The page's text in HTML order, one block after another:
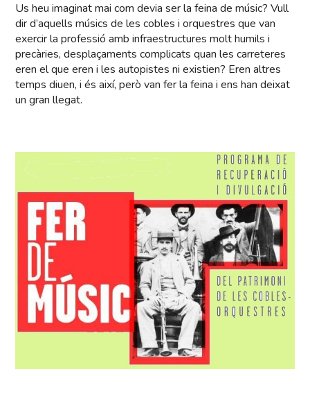
Us heu imaginat mai com devia ser la feina de músic? Vull
dir d’aquells músics de les cobles i orquestres que van
exercir la professió amb infraestructures molt humils i
precàries, desplaçaments complicats quan les carreteres
eren el que eren i les autopistes ni existien? Eren altres
temps diuen, i és així, però van fer la feina i ens han deixat
un gran llegat.